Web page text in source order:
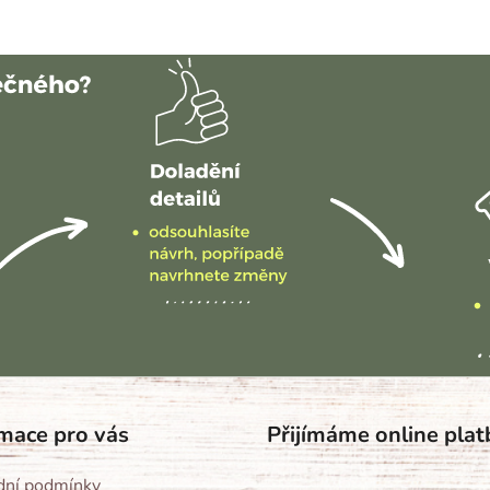
pro vás Přijímáme online